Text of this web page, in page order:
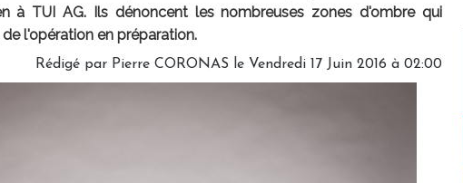
à TUI AG. Ils dénoncent les nombreuses zones d'ombre qui
l'opération en préparation.
Rédigé par Pierre CORONAS le Vendredi 17 Juin 2016 à 02:00